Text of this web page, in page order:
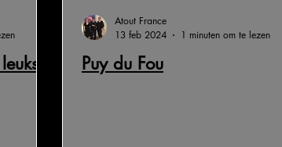
Explore France 2024
Puy du Fou
Atout France
13 feb 2024
1 minuten om te lezen